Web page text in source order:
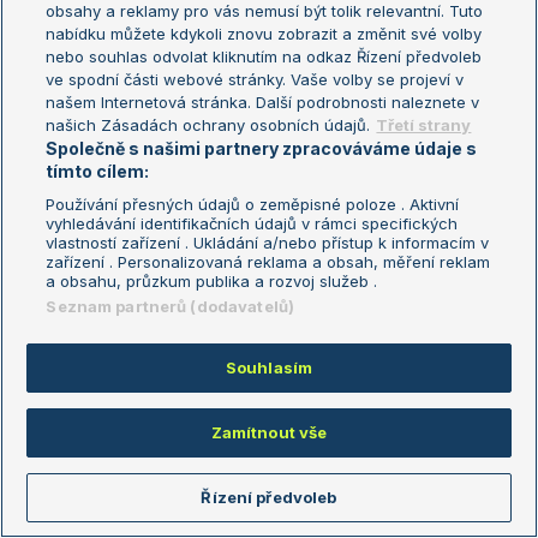
Zranění hráči
Minnen Greetje
Tiafoe Frances
Diallo Gabriel
Tararudee Lanlana
Celý seznam
Partneři
EuroFotbal eFotbal
obsahy a reklamy pro vás nemusí být tolik relevantní. Tuto
nabídku můžete kdykoli znovu zobrazit a změnit své volby
nebo souhlas odvolat kliknutím na odkaz Řízení předvoleb
ve spodní části webové stránky. Vaše volby se projeví v
našem Internetová stránka. Další podrobnosti naleznete v
našich Zásadách ochrany osobních údajů. Třetí strany
Společně s našimi partnery zpracováváme údaje s
tímto cílem:
Používání přesných údajů o zeměpisné poloze . Aktivní
vyhledávání identifikačních údajů v rámci specifických
vlastností zařízení . Ukládání a/nebo přístup k informacím v
zařízení . Personalizovaná reklama a obsah, měření reklam
a obsahu, průzkum publika a rozvoj služeb .
Seznam partnerů (dodavatelů)
Souhlasím
Zamítnout vše
Řízení předvoleb